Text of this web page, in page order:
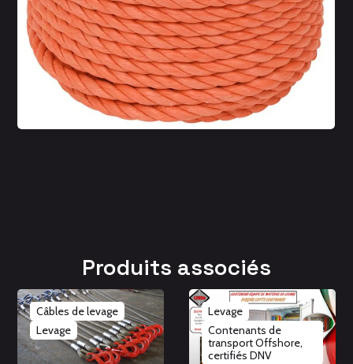
Élingues souples Levage
Diametre de 12 a 76 mm
Disponible en bobines de 220m
Produits associés
Câbles de levage
Levage
Levage
Contenants de
transport Offshore,
certifiés DNV